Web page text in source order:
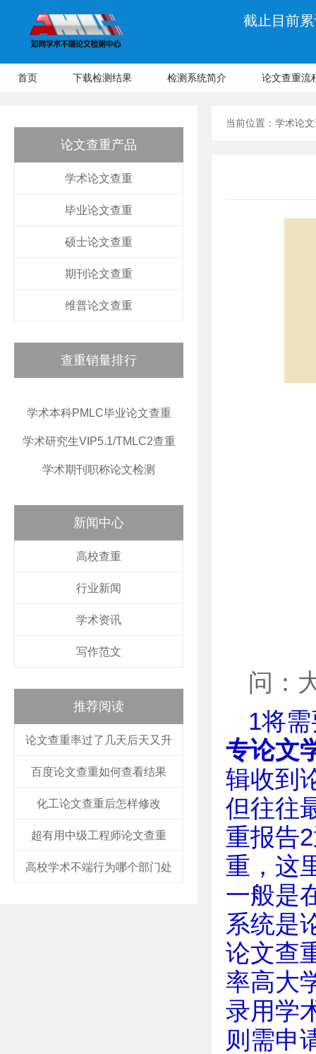
截止目前
首页 下载检测结果 检测系统简介 论文查重流
论文查重产品
学术论文查重
毕业论文查重
硕士论文查重
期刊论文查重
维普论文查重
查重销量排行
学术本科PMLC毕业论文查重
学术研究生VIP5.1/TMLC2查重
学术期刊职称论文检测
新闻中心
高校查重
行业新闻
学术资讯
写作范文
推荐阅读
论文查重率过了几天后天又升
百度论文查重如何查看结果
化工论文查重后怎样修改
超有用中级工程师论文查重
高校学术不端行为哪个部门处
当前位置： 学术论
问：
1将
专论文
辑收到
但往往
重报告
重，这
一般是
系统是
论文查
率高大
录用学
则需申